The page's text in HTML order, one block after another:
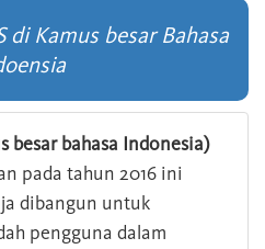
di Kamus besar Bahasa
besar bahasa Indonesia)
pada tahun 2016 ini
dibangun untuk
pengguna dalam